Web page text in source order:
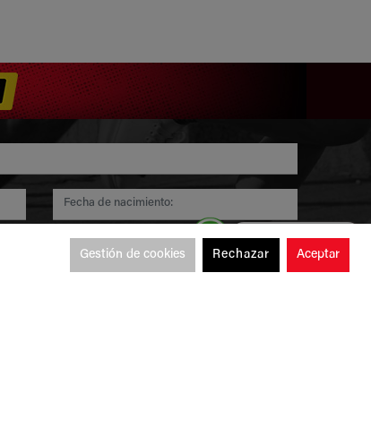
Gestión de cookies Rechazar Aceptar